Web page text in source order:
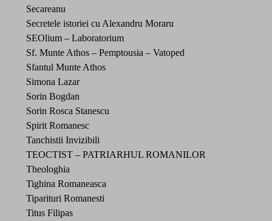
Secareanu
Secretele istoriei cu Alexandru Moraru
SEOlium – Laboratorium
Sf. Munte Athos – Pemptousia – Vatoped
Sfantul Munte Athos
Simona Lazar
Sorin Bogdan
Sorin Rosca Stanescu
Spirit Romanesc
Tanchistii Invizibili
TEOCTIST – PATRIARHUL ROMANILOR
Theologhia
Tighina Romaneasca
Tiparituri Romanesti
Titus Filipas